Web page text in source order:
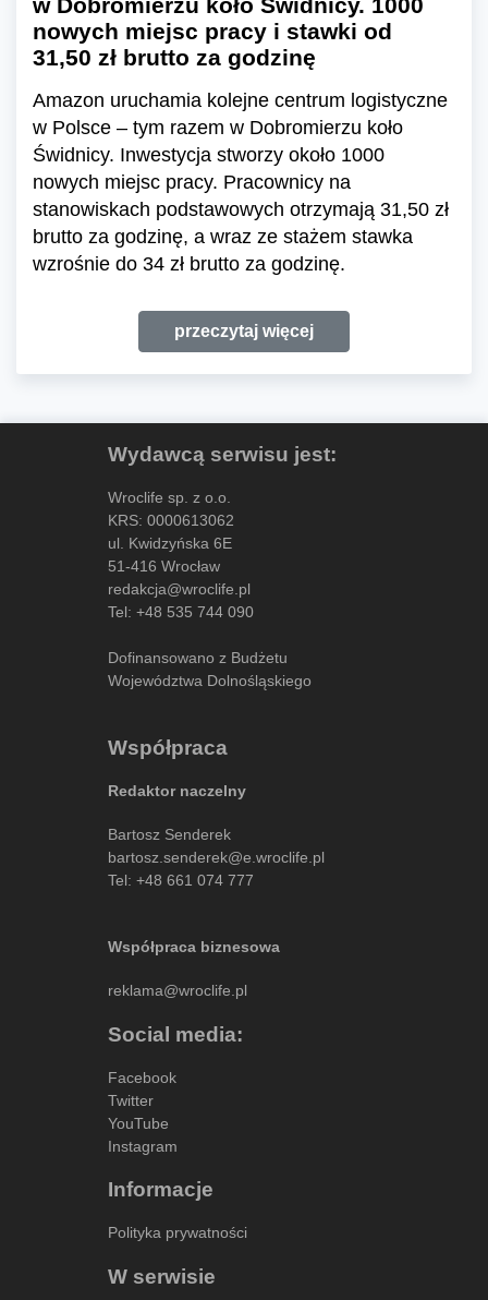
nowych miejsc pracy i stawki od
31,50 zł brutto za godzinę
Amazon uruchamia kolejne centrum logistyczne
w Polsce – tym razem w Dobromierzu koło
Świdnicy. Inwestycja stworzy około 1000
nowych miejsc pracy. Pracownicy na
stanowiskach podstawowych otrzymają 31,50 zł
brutto za godzinę, a wraz ze stażem stawka
wzrośnie do 34 zł brutto za godzinę.
przeczytaj więcej
Wydawcą serwisu jest:
Wroclife sp. z o.o.
KRS: 0000613062
ul. Kwidzyńska 6E
51-416 Wrocław
redakcja@wroclife.pl
Tel: +48 535 744 090
Dofinansowano z Budżetu
Województwa Dolnośląskiego
Współpraca
Redaktor naczelny
Bartosz Senderek
bartosz.senderek@e.wroclife.pl
Tel: +48 661 074 777
Współpraca biznesowa
reklama@wroclife.pl
Social media:
Facebook
Twitter
YouTube
Instagram
Informacje
Polityka prywatności
W serwisie